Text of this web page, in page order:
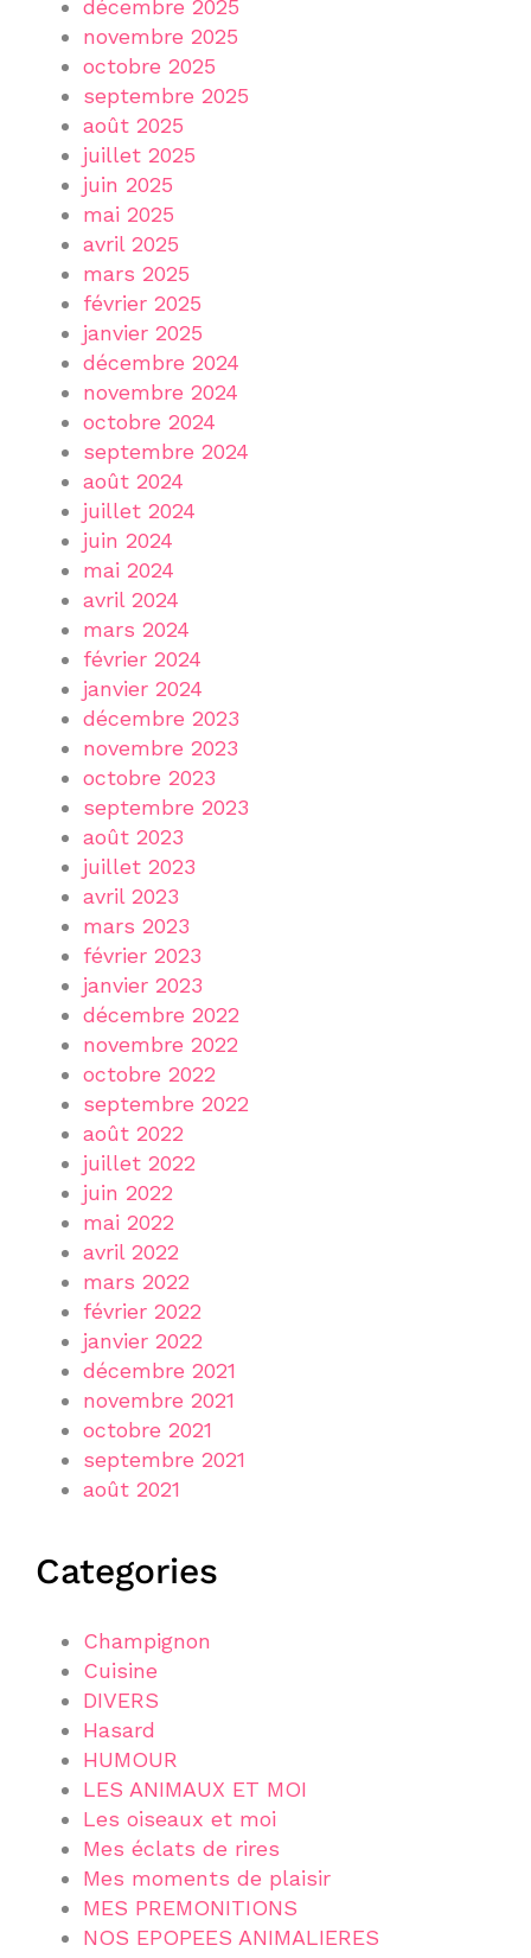
décembre 2025
novembre 2025
octobre 2025
septembre 2025
août 2025
juillet 2025
juin 2025
mai 2025
avril 2025
mars 2025
février 2025
janvier 2025
décembre 2024
novembre 2024
octobre 2024
septembre 2024
août 2024
juillet 2024
juin 2024
mai 2024
avril 2024
mars 2024
février 2024
janvier 2024
décembre 2023
novembre 2023
octobre 2023
septembre 2023
août 2023
juillet 2023
avril 2023
mars 2023
février 2023
janvier 2023
décembre 2022
novembre 2022
octobre 2022
septembre 2022
août 2022
juillet 2022
juin 2022
mai 2022
avril 2022
mars 2022
février 2022
janvier 2022
décembre 2021
novembre 2021
octobre 2021
septembre 2021
août 2021
Categories
Champignon
Cuisine
DIVERS
Hasard
HUMOUR
LES ANIMAUX ET MOI
Les oiseaux et moi
Mes éclats de rires
Mes moments de plaisir
MES PREMONITIONS
NOS EPOPEES ANIMALIERES